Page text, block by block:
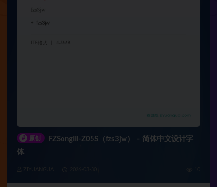
# 原创
FZSongIII-Z05S（fzs3jw） – 简体中文设计字
体
ZIYUANGUA